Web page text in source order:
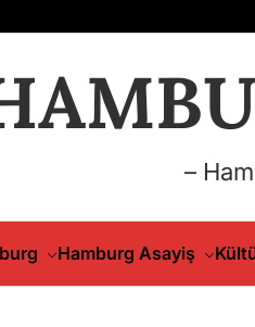
–
Hamburg Asayiş